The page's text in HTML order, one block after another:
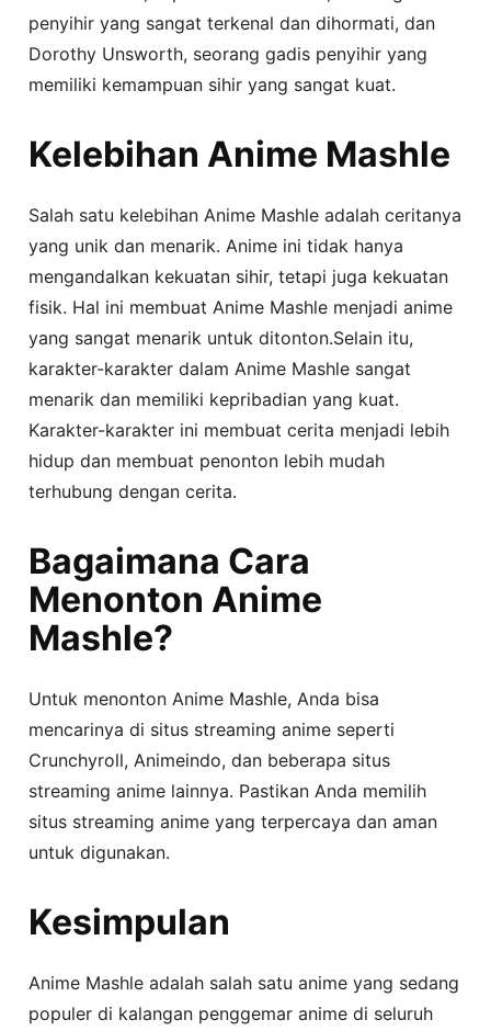
penyihir yang sangat terkenal dan dihormati, dan
Dorothy Unsworth, seorang gadis penyihir yang
memiliki kemampuan sihir yang sangat kuat.
Kelebihan Anime Mashle
Salah satu kelebihan Anime Mashle adalah ceritanya
yang unik dan menarik. Anime ini tidak hanya
mengandalkan kekuatan sihir, tetapi juga kekuatan
fisik. Hal ini membuat Anime Mashle menjadi anime
yang sangat menarik untuk ditonton.Selain itu,
karakter-karakter dalam Anime Mashle sangat
menarik dan memiliki kepribadian yang kuat.
Karakter-karakter ini membuat cerita menjadi lebih
hidup dan membuat penonton lebih mudah
terhubung dengan cerita.
Bagaimana Cara
Menonton Anime
Mashle?
Untuk menonton Anime Mashle, Anda bisa
mencarinya di situs streaming anime seperti
Crunchyroll, Animeindo, dan beberapa situs
streaming anime lainnya. Pastikan Anda memilih
situs streaming anime yang terpercaya dan aman
untuk digunakan.
Kesimpulan
Anime Mashle adalah salah satu anime yang sedang
populer di kalangan penggemar anime di seluruh